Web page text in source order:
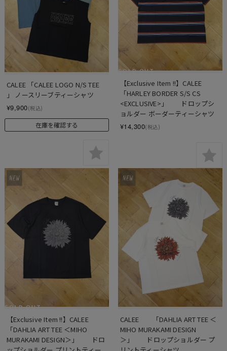
CALEE 「CALEE LOGO N/S TEE
」 ノースリーブティーシャツ
¥9,900(税込)
在庫を確認する
SOLD OUT
【Exclusive Item !!】CALEE
「HARLEY BORDER S/S CS
<EXCLUSIVE>」　　ドロップシ
ョルダー ボーダーティーシャツ
¥14,300(税込)
SOLD OUT
【Exclusive Item !!】CALEE
「DAHLIA ART TEE ＜MIHO
MURAKAMI DESIGN＞」　　ドロ
CALEE　　「DAHLIA ART TEE ＜
MIHO MURAKAMI DESIGN
＞」　　ドロップショルダー プ